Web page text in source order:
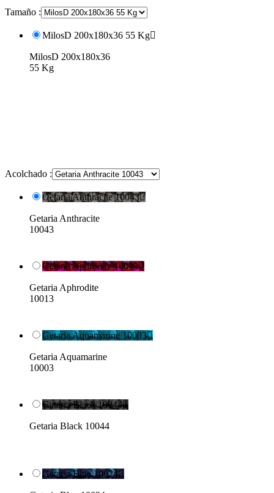
Tamaño :
MilosD 200x180x36 55 Kg
MilosD 200x180x36
55 Kg
Acolchado :
Getaria Anthracite 10043
Getaria Anthracite
10043
Getaria Aphrodite 10013
Getaria Aphrodite
10013
Getaria Aquamarine 10003
Getaria Aquamarine
10003
Getaria Black 10044
Getaria Black 10044
Getaria Blue 10024